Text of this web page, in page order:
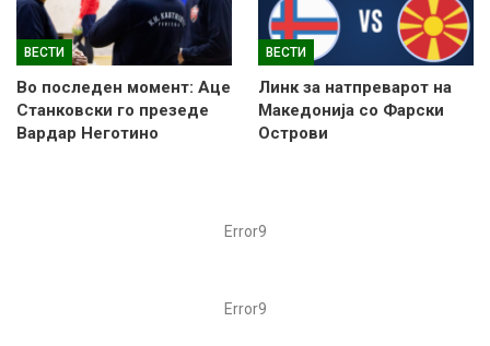
ВЕСТИ
Во последен момент: Аце
Станковски го презеде
Вардар Неготино
ВЕСТИ
Линк за натпреварот на
Македонија со Фарски
Острови
Error9
Error9